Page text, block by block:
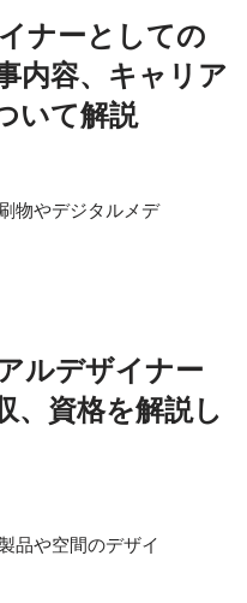
ナーとしての
内容、キャリア
いて解説
物やデジタルメデ
ルデザイナー
、資格を解説し
品や空間のデザイ